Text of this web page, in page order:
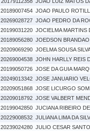
20189007454 JOAO PAULO
20269028727 JOAO PEDRO DA
20199031220 JOCIELMA MARTINS
20189056280 JOEDSON
20209069290 JOELMA SOUSA
20269004538 JOHN HARLLY REIS
20199050726 JOSE DA GUIA
20249013342 JOSE JANUARIO
20209051868 JOSE LICURGO
20209018792 JOSE VALBERT
20199042850 JUCIANA RIBEIRO
20229008532 JULIANA LIMA DA
20239024280 JULIO CESAR